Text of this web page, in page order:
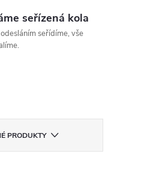
seřízená kola
seřídíme, vše
PRODUKTY